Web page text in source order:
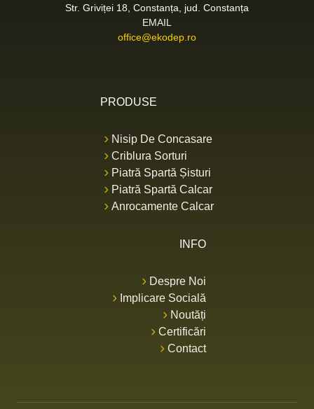
PRODUSE
Nisip De Concasare
Criblura Sorturi
Piatră Spartă Șisturi
Piatră Spartă Calcar
Anrocamente Calcar
Str. Griviței 18, Constanța, jud. Constanța
EMAIL
office@ekodep.ro
INFO
Despre Noi
Implicare Socială
Noutăți
Certificări
Contact